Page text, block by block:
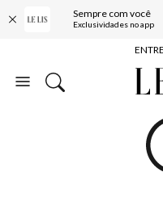
Sempre com você
Exclusividades no app
COMPRE
10% OFF